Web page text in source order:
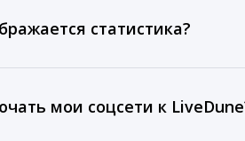
лучшие посты и
статистика?
При оплате тарифа Бизнес
мои соцсети к